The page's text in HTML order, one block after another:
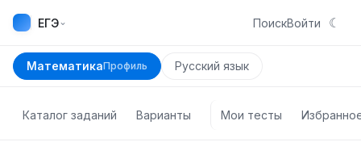
ЕГЭ⌄ ПоискВойти ☾
МатематикаПрофиль Русский язык
Каталог заданий Варианты Мои тесты